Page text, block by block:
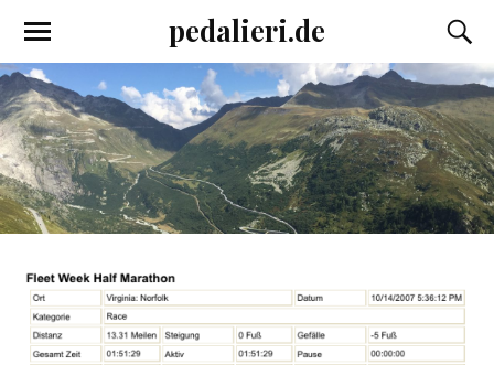
pedalieri.de